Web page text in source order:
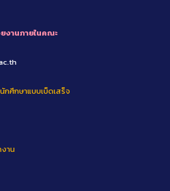
งานภายในคณะ
กศึกษาแบบเบ็ดเสร็จ
าน